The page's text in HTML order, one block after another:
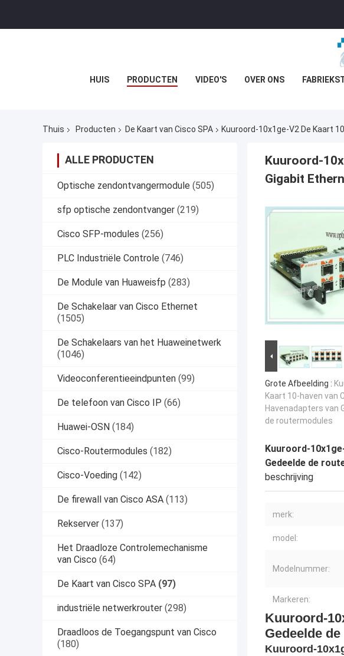
HUIS PRODUCTEN VIDEO'S OVER ONS
Thuis Producten De Kaart van Cisco SPA Kuuroord-10x1ge-V2 De Kaart
ALLE PRODUCTEN
Optische zendontvangermodule (505)
sfp optische zendontvanger (219)
Cisco SFP-modules (256)
PLC Industriële Controle (746)
De Module van Huaweisfp (283)
De Schakelaar van Cisco Ethernet
(1505)
De Schakelaars van het Huaweinetwerk
(1046)
Videoconferentieeindpunten (99)
De telefoon van Cisco IP (66)
Huawei-OSN (184)
Cisco-Routermodules (182)
Cisco-Voeding (142)
De firewall van Cisco ASA (113)
Rekserver (137)
Het Draadloze Controlemechanisme
van Cisco (64)
De Kaart van Cisco SPA (97)
industriële netwerkrouter (298)
Draadloos de Toegangspunt van Cisco
(180)
Kuuroord-
Gigabit
Grote Afbeelding :
Kaart 10-haven van
Havenadapters van
de routermodules
Kuuroord-
Gedeelde de
beschrijving
merk:
model:
Modelnummer:
Markeren:
Kuuroord-
Gedeelde
Kuuroord-